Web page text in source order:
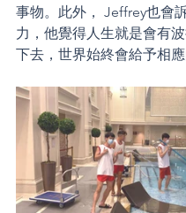
事物。此外， Jeffrey也會
力，他覺得人生就是會有
下去，世界始終會給予相應